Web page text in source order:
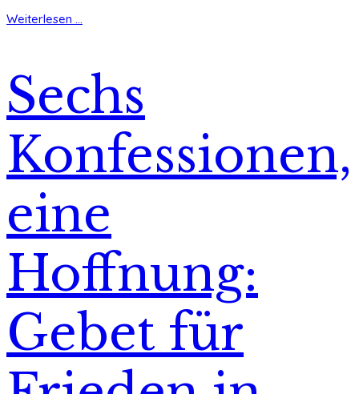
Weiterlesen ...
Sechs
Konfessionen,
eine
Hoffnung:
Gebet für